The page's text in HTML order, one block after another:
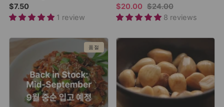
$7.50
1 review
$20.00 $24.00
8 reviews
품절